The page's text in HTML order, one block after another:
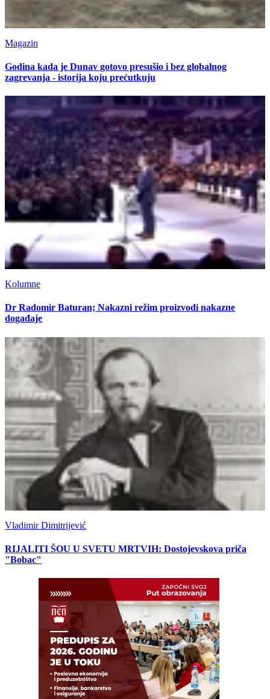
Magazin
Godina kada je Dunav gotovo presušio i bez globalnog
zagrevanja - istorija koju prećutkuju
Kolumne
Dr Radomir Baturan; Nakazni režim proizvodi nakazne
događaje
Vladimir Dimitrijević
RIJALITI ŠOU U SVETU MRTVIH: Dostojevskova priča
"Bobac"